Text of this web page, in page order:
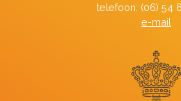
telefoon: (06) 54
e-mail